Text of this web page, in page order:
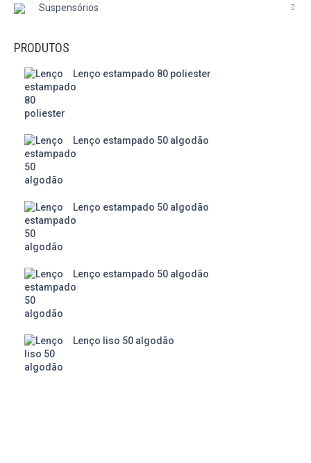
Suspensórios
PRODUTOS
Lenço estampado 80 poliester
Lenço estampado 50 algodão
Lenço estampado 50 algodão
Lenço estampado 50 algodão
Lenço liso 50 algodão